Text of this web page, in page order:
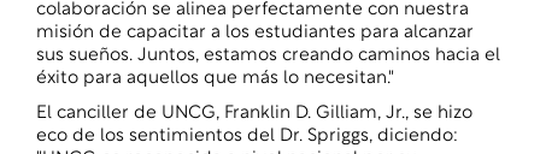
colaboración se alinea perfectamente con nuestra
misión de capacitar a los estudiantes para alcanzar
sus sueños. Juntos, estamos creando caminos hacia el
éxito para aquellos que más lo necesitan."
El canciller de UNCG, Franklin D. Gilliam, Jr., se hizo
eco de los sentimientos del Dr. Spriggs, diciendo: